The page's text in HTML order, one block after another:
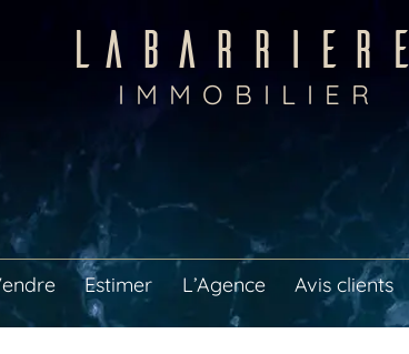
LABARRIERE
IMMOBILIER
Estimer L’Agence Avis clients